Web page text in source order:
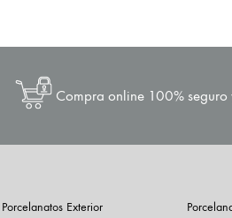
Compra online 100% seguro
Porcelanatos Exterior